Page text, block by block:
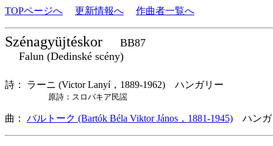
TOPページへ 更新情報へ 作曲者一覧へ
Szénagyüjtéskor
BB87
Falun (Dedinské scény)
詩： ラーニ (Victor Lanyí，1889-1962) ハンガリー
原詩：スロバキア民謡
曲： バルトーク (Bartók Béla Viktor János，1881-1945) ハン